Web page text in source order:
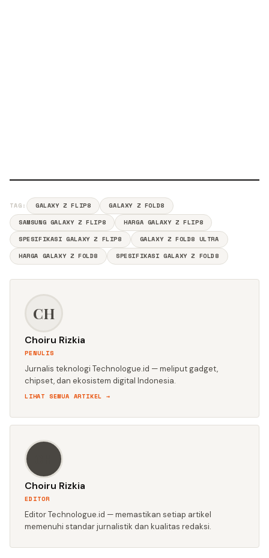
TAG: GALAXY Z FLIP8
GALAXY Z FOLD8
SAMSUNG GALAXY Z FLIP8
HARGA GALAXY Z FLIP8
SPESIFIKASI GALAXY Z FLIP8
GALAXY Z FOLD8 ULTRA
HARGA GALAXY Z FOLD8
SPESIFIKASI GALAXY Z FOLD8
CH
Choiru Rizkia
PENULIS
Jurnalis teknologi Technologue.id — meliput gadget,
chipset, dan ekosistem digital Indonesia.
LIHAT SEMUA ARTIKEL →
Choiru Rizkia
EDITOR
Editor Technologue.id — memastikan setiap artikel
memenuhi standar jurnalistik dan kualitas redaksi.